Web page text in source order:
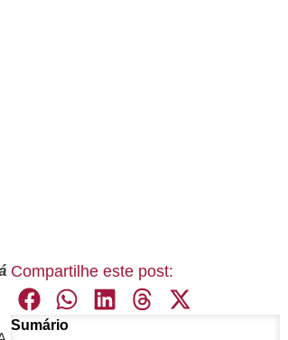
Compartilhe este post:
Sumário